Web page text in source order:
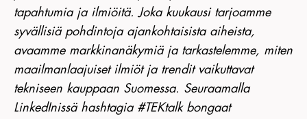
tapahtumia ja ilmiöitä. Joka kuukausi tarjoamme
syvällisiä pohdintoja ajankohtaisista aiheista,
avaamme markkinanäkymiä ja tarkastelemme, miten
maailmanlaajuiset ilmiöt ja trendit vaikuttavat
tekniseen kauppaan Suomessa. Seuraamalla
LinkedInissä hashtagia #TEKtalk bongaat